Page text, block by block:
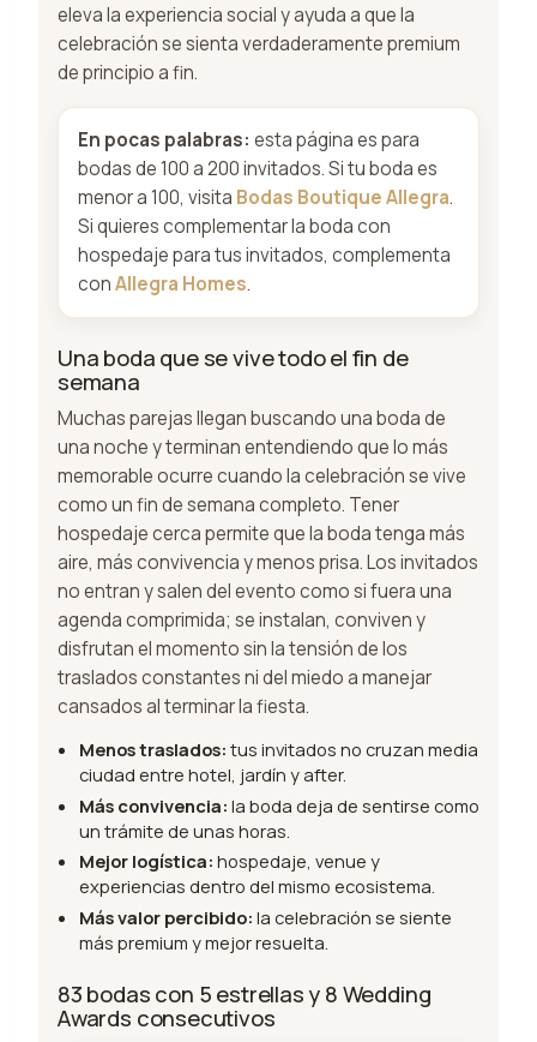
eleva la experiencia social y ayuda a que la
celebración se sienta verdaderamente premium
de principio a fin.
En pocas palabras: esta página es para
bodas de 100 a 200 invitados. Si tu boda es
menor a 100, visita Bodas Boutique Allegra.
Si quieres complementar la boda con
hospedaje para tus invitados, complementa
conAllegra Homes.
Una boda que se vive todo el fin de
semana
Muchas parejas llegan buscando una boda de
una noche y terminan entendiendo que lo más
memorable ocurre cuando la celebración se vive
como un fin de semana completo. Tener
hospedaje cerca permite que la boda tenga más
aire, más convivencia y menos prisa. Los invitados
no entran y salen del evento como si fuera una
agenda comprimida; se instalan, conviven y
disfrutan el momento sin la tensión de los
traslados constantes ni del miedo a manejar
cansados al terminar la fiesta.
Menos traslados: tus invitados no cruzan media
ciudad entre hotel, jardín y after.
Más convivencia: la boda deja de sentirse como
un trámite de unas horas.
Mejor logística: hospedaje, venue y
experiencias dentro del mismo ecosistema.
Más valor percibido: la celebración se siente
más premium y mejor resuelta.
83 bodas con 5 estrellas y 8 Wedding
Awards consecutivos